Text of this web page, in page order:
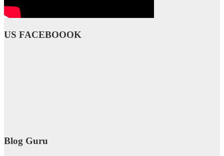
US FACEBOOOK
Blog Guru